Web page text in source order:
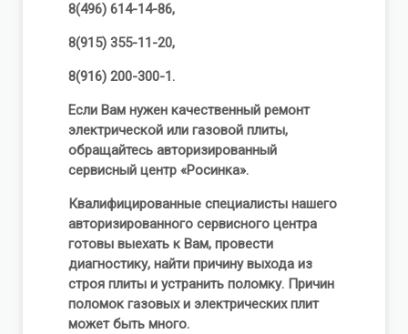
8(496) 614-14-86,
8(915) 355-11-20,
8(916) 200-300-1.
Если Вам нужен качественный ремонт
электрической или газовой плиты,
обращайтесь авторизированный
сервисный центр «Росинка».
Квалифицированные специалисты нашего
авторизированного сервисного центра
готовы выехать к Вам, провести
диагностику, найти причину выхода из
строя плиты и устранить поломку. Причин
поломок газовых и электрических плит
может быть много.